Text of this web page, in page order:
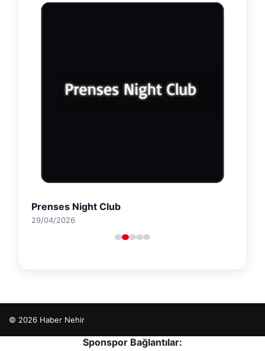
Prenses Night Club
29/04/2026
© 2026 Haber Nehir
Sponspor Bağlantılar: